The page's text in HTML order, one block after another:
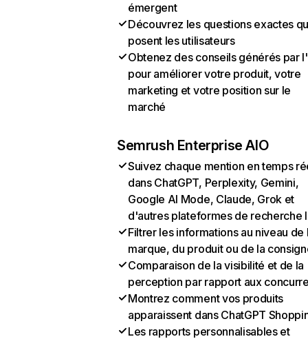
émergent
Découvrez les questions exactes
posent les utilisateurs
Obtenez des conseils générés par
pour améliorer votre produit, votre
marketing et votre position sur le
marché
Semrush Enterprise AIO
Suivez chaque mention en temps
dans ChatGPT, Perplexity, Gemini,
Google AI Mode, Claude, Grok et
d'autres plateformes de recherche
Filtrer les informations au niveau de
marque, du produit ou de la
Comparaison de la visibilité et de la
perception par rapport aux
Montrez comment vos produits
apparaissent dans ChatGPT
Les rapports personnalisables et